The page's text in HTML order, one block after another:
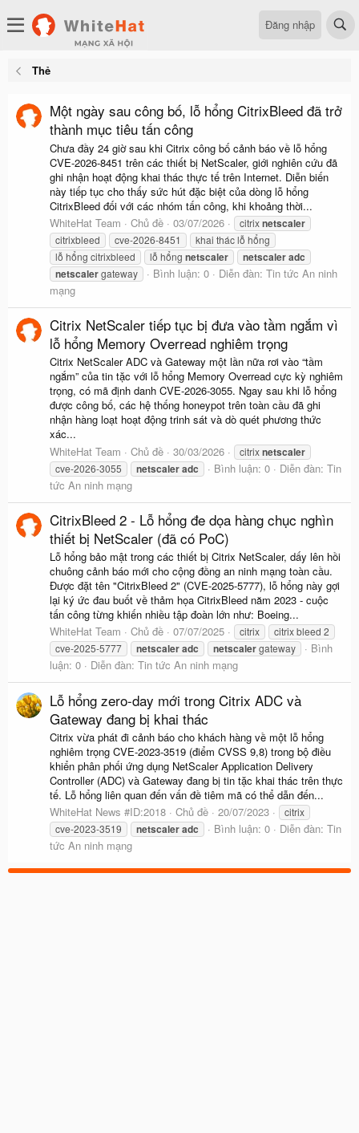
Đăng nhập
Thẻ
Một ngày sau công bố, lỗ hổng CitrixBleed đã trở
thành mục tiêu tấn công
Chưa đầy 24 giờ sau khi Citrix công bố cảnh báo về lỗ hổng
CVE-2026-8451 trên các thiết bị NetScaler, giới nghiên cứu đã
ghi nhận hoạt động khai thác thực tế trên Internet. Diễn biến
này tiếp tục cho thấy sức hút đặc biệt của dòng lỗ hổng
CitrixBleed đối với các nhóm tấn công, khi khoảng thời...
WhiteHat Team
Chủ đề 03/07/2026 citrixnetscaler
citrixbleed cve-2026-8451
khai thác lỗ hổng
lỗ hổng citrixbleed
lỗ hổng netscaler netscaleradc
netscalergateway Bình luận: 0 Diễn đàn: Tin tức An ninh
mạng
Citrix NetScaler tiếp tục bị đưa vào tầm ngắm vì
lỗ hổng Memory Overread nghiêm trọng
Citrix NetScaler ADC và Gateway một lần nữa rơi vào “tầm
ngắm” của tin tặc với lỗ hổng Memory Overread cực kỳ nghiêm
trọng, có mã định danh CVE-2026-3055. Ngay sau khi lỗ hổng
được công bố, các hệ thống honeypot trên toàn cầu đã ghi
nhận hàng loạt hoạt động trinh sát và dò quét phương thức
xác...
WhiteHat Team
Chủ đề 30/03/2026 citrixnetscaler
cve-2026-3055 netscaleradc Bình luận: 0 Diễn đàn: Tin
tức An ninh mạng
CitrixBleed 2 - Lỗ hổng đe dọa hàng chục nghìn
thiết bị NetScaler (đã có PoC)
Lỗ hổng bảo mật trong các thiết bị Citrix NetScaler, dấy lên hồi
chuông cảnh báo mới cho cộng đồng an ninh mạng toàn cầu.
Được đặt tên "CitrixBleed 2" (CVE-2025-5777), lỗ hổng này gợi
lại ký ức đau buốt về thảm họa CitrixBleed năm 2023 - cuộc
tấn công từng khiến nhiều tập đoàn lớn như: Boeing...
WhiteHat Team
Chủ đề 07/07/2025 citrix
citrix bleed 2
cve‑2025‑5777
netscaleradc netscalergateway
Bình
luận: 0
Diễn đàn: Tin tức An ninh mạng
Lỗ hổng zero-day mới trong Citrix ADC và
Gateway đang bị khai thác
Citrix vừa phát đi cảnh báo cho khách hàng về một lỗ hổng
nghiêm trọng CVE-2023-3519 (điểm CVSS 9,8) trong bộ điều
khiển phân phối ứng dụng NetScaler Application Delivery
Controller (ADC) và Gateway đang bị tin tặc khai thác trên thực
tế. Lỗ hổng liên quan đến vấn đề tiêm mã có thể dẫn đến...
WhiteHat News #ID:2018
Chủ đề 20/07/2023
citrix
cve-2023-3519
netscaleradc Bình luận: 0 Diễn đàn: Tin
tức An ninh mạng